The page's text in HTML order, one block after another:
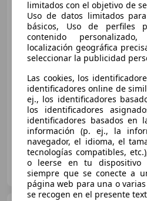
€
01/2020 77.000 km Diésel
MIÑA CAR
ES-29003 MALAGA
limitados con el objetivo de
Uso de datos limitados
básicos, Uso de perfiles
contenido
localización geográfica
seleccionar la publicidad
Las cookies, los
identificadores online de
ej., los identificadores
los identificadores
identificadores basados en
información (p. ej., la
navegador, el idioma, el
tecnologías compatibles,
o leerse en tu dispositivo
siempre que se conecte a
página web para una o
se recogen en el presente